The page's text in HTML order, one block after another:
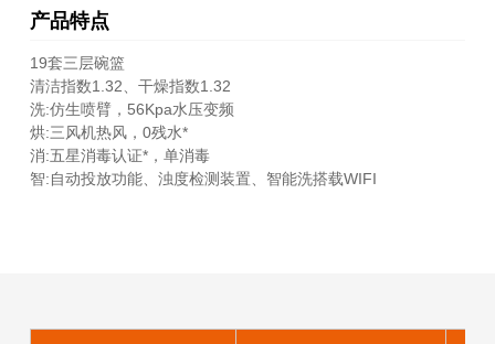
产品特点
19套三层碗篮
清洁指数1.32、干燥指数1.32
洗:仿生喷臂，56Kpa水压变频
烘:三风机热风，0残水*
消:五星消毒认证*，单消毒
智:自动投放功能、浊度检测装置、智能洗搭载WIFI